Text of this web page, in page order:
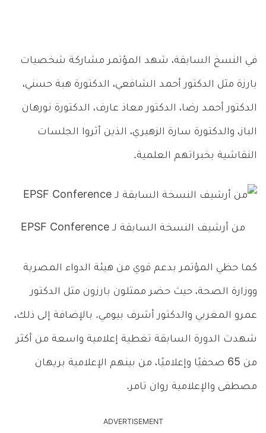
في النسخ السابقة، شهد المؤتمر مشاركة شخصيات
بارزة مثل الدكتور أحمد الشافعي، الدكتورة هبة حسني،
الدكتور أحمد رضا، الدكتور معاذ عارف، الدكتورة نورهان
الباز، والدكتورة سارة الزهيري، الذين أثروا الجلسات
النقاشية بخبراتهم العلمية.
من أرشيف النسخة السابقة لـ EPSF Conference
كما حظي المؤتمر بدعم قوي من هيئة الدواء المصرية
ووزارة الصحة، حيث حضر ممثلون بارزون مثل الدكتور
عمرو المغربي والدكتور أشرف بيومي. بالإضافة إلى ذلك،
شهدت الدورة السابقة تغطية إعلامية واسعة من أكثر
من 65 صحفيًا وإعلاميًا، من بينهم الإعلامية بريهان
مصطفى والإعلامية روان تامر.
ADVERTISEMENT